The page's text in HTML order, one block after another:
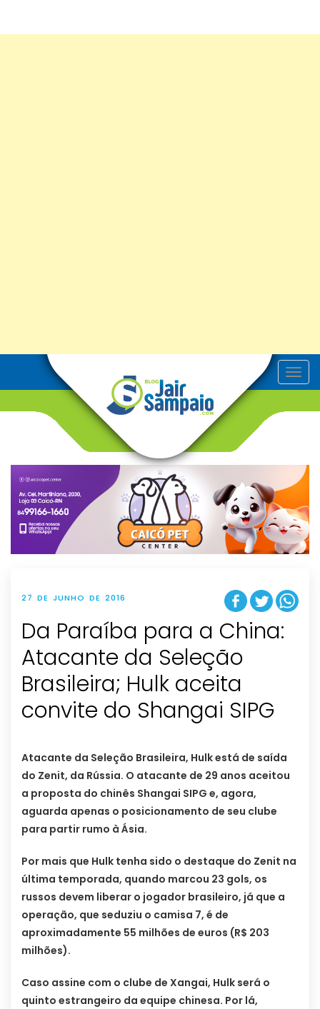
T
o
v
g
t
i
o
n
27 DE JUNHO DE 2016
Da Paraíba para a China:
Atacante da Seleção
Brasileira; Hulk aceita
convite do Shangai SIPG
Atacante da Seleção Brasileira, Hulk está de saída
do Zenit, da Rússia. O atacante de 29 anos aceitou
a proposta do chinês Shangai SIPG e, agora,
aguarda apenas o posicionamento de seu clube
para partir rumo à Ásia.
Por mais que Hulk tenha sido o destaque do Zenit na
última temporada, quando marcou 23 gols, os
russos devem liberar o jogador brasileiro, já que a
operação, que seduziu o camisa 7, é de
aproximadamente 55 milhões de euros (R$ 203
milhões).
Caso assine com o clube de Xangai, Hulk será o
quinto estrangeiro da equipe chinesa. Por lá,